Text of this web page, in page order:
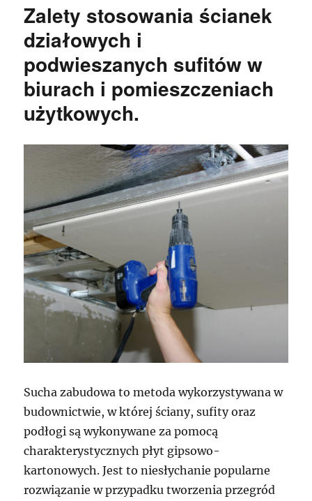
Zalety stosowania ścianek
działowych i
podwieszanych sufitów w
biurach i pomieszczeniach
użytkowych.
Sucha zabudowa to metoda wykorzystywana w
budownictwie, w której ściany, sufity oraz
podłogi są wykonywane za pomocą
charakterystycznych płyt gipsowo-
kartonowych. Jest to niesłychanie popularne
rozwiązanie w przypadku tworzenia przegród